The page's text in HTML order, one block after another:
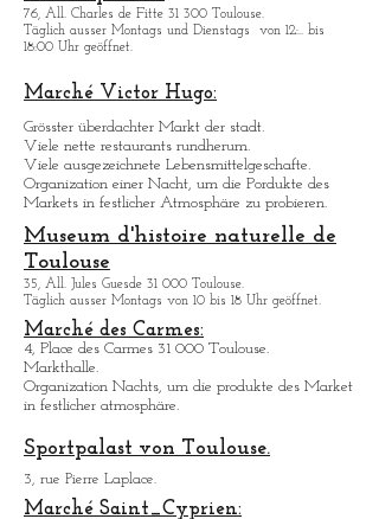
Musée des Abattoirs: art
contemporain.
Täglich ausser Montags
und Dienstags
18:00 Uhr geöffnet.
Marché Victor Hugo:
Grösster überdachter Markt der stadt.
Viele nette restaurants rundherum.
Organization einer Nacht, um die Pordukte des
Markets in festlicher Atmosphäre zu probieren.
Museum d'histoire naturelle de
Toulouse
35, All. Jules Guesde 31 000 Toulouse.
Täglich ausser Montags von 10 bis 18 Uhr geöffnet.
Marché des Carmes:
4, Place des Carmes 31 000 Toulouse.
Organization Nachts, um die produkte des Market
in festlicher atmosphäre.
Sportpalast von Toulouse.